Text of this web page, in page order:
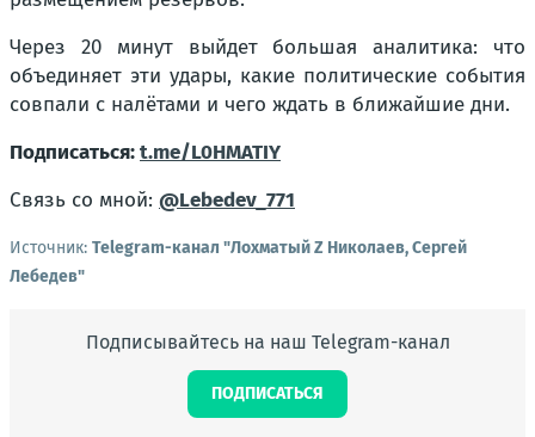
Через 20 минут выйдет большая аналитика: что
объединяет эти удары, какие политические события
совпали с налётами и чего ждать в ближайшие дни.
Подписаться:t.me/L0HMATIY
Связь со мной: @Lebedev_771
Источник: Telegram-канал "Лохматый Z Николаев, Сергей
Лебедев"
Подписывайтесь на наш Telegram-канал
ПОДПИСАТЬСЯ